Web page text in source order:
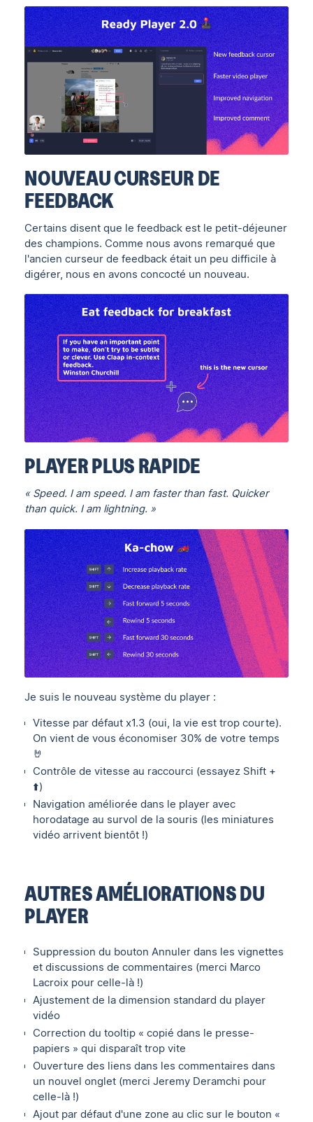
NOUVEAU CURSEUR DE
FEEDBACK
Certains disent que le feedback est le petit-déjeuner
des champions. Comme nous avons remarqué que
l'ancien curseur de feedback était un peu difficile à
digérer, nous en avons concocté un nouveau.
PLAYER PLUS RAPIDE
« Speed. I am speed. I am faster than fast. Quicker
than quick. I am lightning. »
Je suis le nouveau système du player :
Vitesse par défaut x1.3 (oui, la vie est trop courte).
On vient de vous économiser 30% de votre temps
🤘
Contrôle de vitesse au raccourci (essayez Shift +
⬆️)
Navigation améliorée dans le player avec
horodatage au survol de la souris (les miniatures
vidéo arrivent bientôt !)
AUTRES AMÉLIORATIONS DU
PLAYER
Suppression du bouton Annuler dans les vignettes
et discussions de commentaires (merci Marco
Lacroix pour celle-là !)
Ajustement de la dimension standard du player
vidéo
Correction du tooltip « copié dans le presse-
papiers » qui disparaît trop vite
Ouverture des liens dans les commentaires dans
un nouvel onglet (merci Jeremy Deramchi pour
celle-là !)
Ajout par défaut d'une zone au clic sur le bouton «